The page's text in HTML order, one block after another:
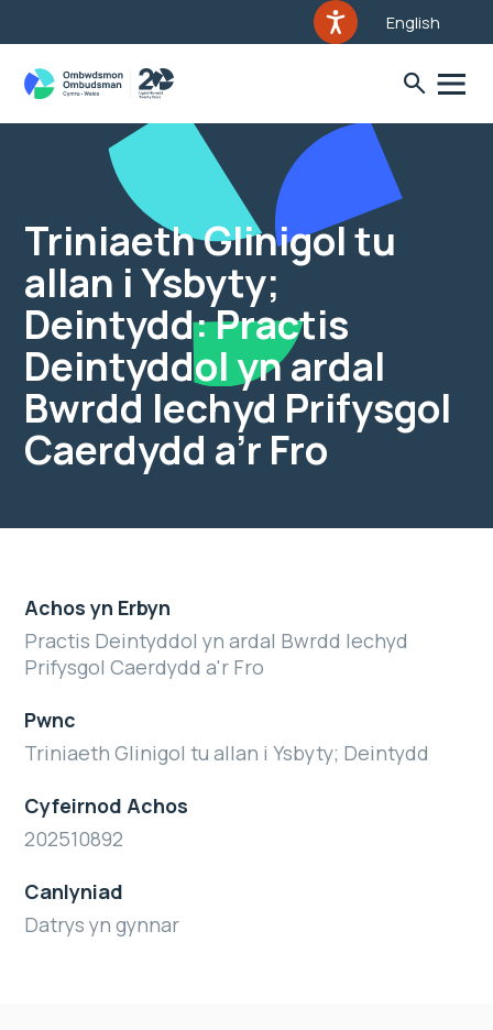
English
Triniaeth Glinigol tu
allan i Ysbyty;
Deintydd: Practis
Deintyddol yn ardal
Bwrdd Iechyd Prifysgol
Caerdydd a’r Fro
Achos yn Erbyn
Practis Deintyddol yn ardal Bwrdd Iechyd
Prifysgol Caerdydd a'r Fro
Pwnc
Triniaeth Glinigol tu allan i Ysbyty; Deintydd
Cyfeirnod Achos
202510892
Canlyniad
Datrys yn gynnar